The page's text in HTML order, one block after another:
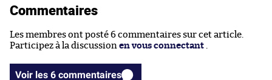
Commentaires
Les membres ont posté 6 commentaires sur cet article.
Participez à la discussion en vous connectant .
Voir les 6 commentaires